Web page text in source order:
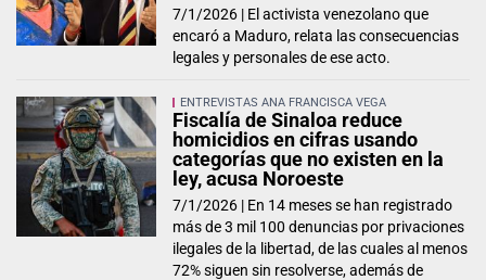
7/1/2026 | El activista venezolano que
encaró a Maduro, relata las consecuencias
legales y personales de ese acto.
ENTREVISTAS ANA FRANCISCA VEGA
Fiscalía de Sinaloa reduce
homicidios en cifras usando
categorías que no existen en la
ley, acusa Noroeste
7/1/2026 | En 14 meses se han registrado
más de 3 mil 100 denuncias por privaciones
ilegales de la libertad, de las cuales al menos
72% siguen sin resolverse, además de